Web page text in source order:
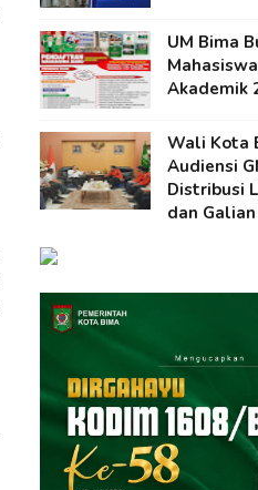
UM Bima
Akademik
Wali Kota
Audiensi
Distribusi
dan Galian